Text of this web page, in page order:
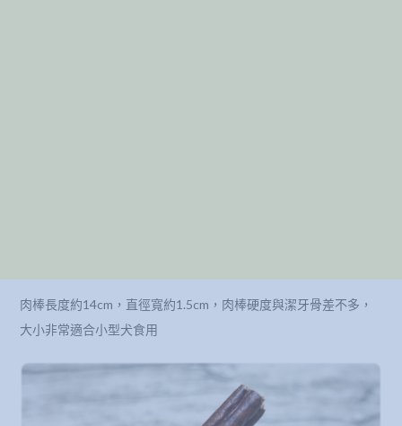
肉棒長度約14cm，直徑寬約1.5cm，肉棒硬度與潔牙骨差不多，
大小非常適合小型犬食用